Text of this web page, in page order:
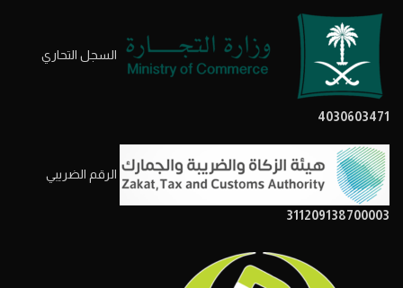
السجل التحاري
4030603471
الرقم الضريبي
311209138700003